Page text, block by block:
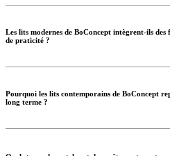
Les lits modernes de BoConcept intègrent-ils
de praticité ?
Pourquoi les lits contemporains de BoConcept
long terme ?